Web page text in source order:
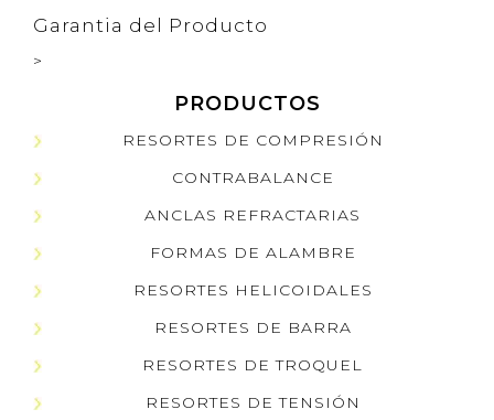
Garantia del Producto
>
PRODUCTOS
RESORTES DE COMPRESIÓN
CONTRABALANCE
ANCLAS REFRACTARIAS
FORMAS DE ALAMBRE
RESORTES HELICOIDALES
RESORTES DE BARRA
RESORTES DE TROQUEL
RESORTES DE TENSIÓN